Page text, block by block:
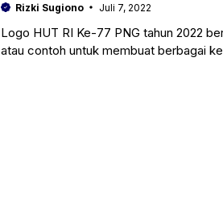
Rizki Sugiono Juli 7, 2022
Logo HUT RI Ke-77 PNG tahun 2022
atau contoh untuk membuat berbagai